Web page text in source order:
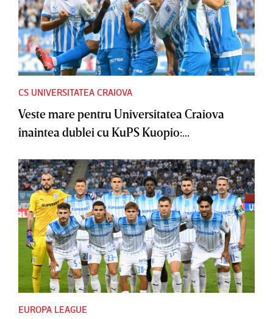
CS UNIVERSITATEA CRAIOVA
Veste mare pentru Universitatea Craiova
înaintea dublei cu KuPS Kuopio:...
EUROPA LEAGUE